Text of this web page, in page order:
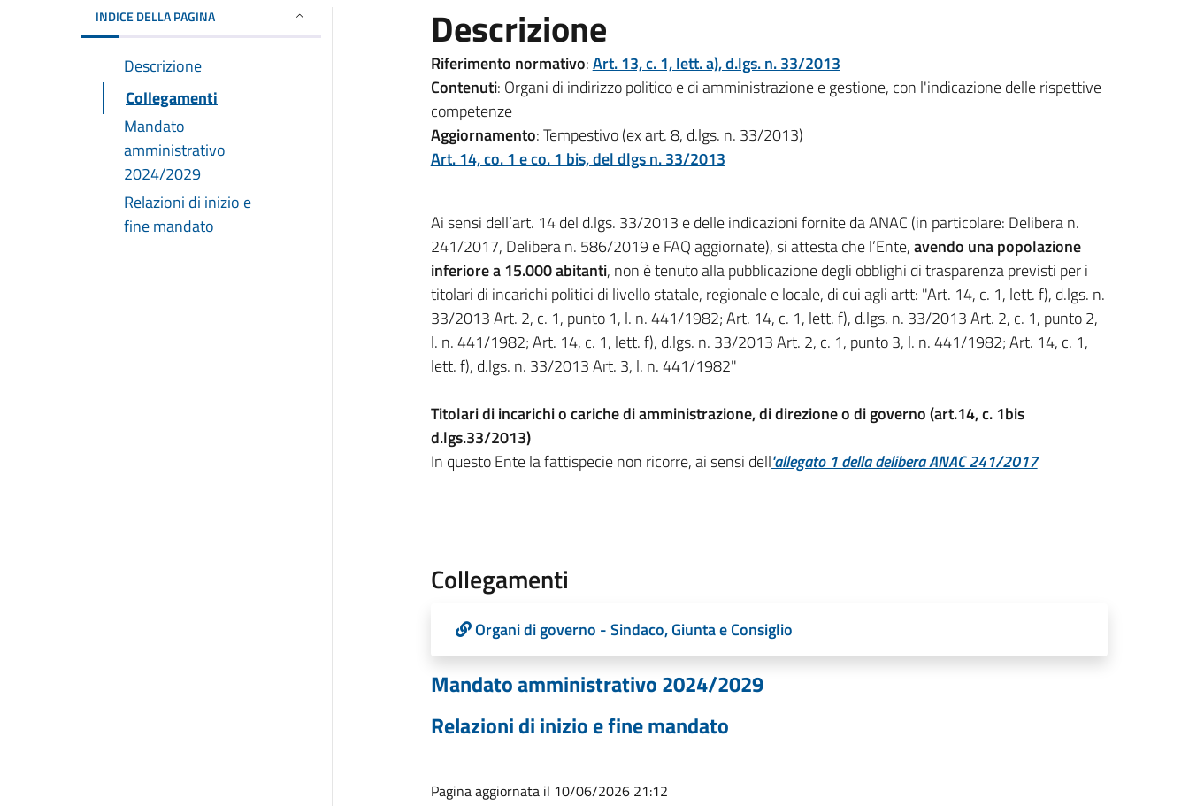
INDICE DELLA PAGINA
Descrizione
Collegamenti
Mandato
amministrativo
2024/2029
Relazioni di inizio e
fine mandato
Descrizione
Riferimento normativo:Art. 13, c. 1, lett. a), d.lgs. n. 33/2013
Contenuti: Organi di indirizzo politico e di amministrazione e gestione, con l'indicazione delle rispettive
competenze
Aggiornamento: Tempestivo (ex art. 8, d.lgs. n. 33/2013)
Art. 14, co. 1 e co. 1 bis, del dlgs n. 33/2013
Ai sensi dell’art. 14 del d.lgs. 33/2013 e delle indicazioni fornite da ANAC (in particolare: Delibera n.
241/2017, Delibera n. 586/2019 e FAQ aggiornate), si attesta che l’Ente,avendo una popolazione
inferiore a 15.000 abitanti, non è tenuto alla pubblicazione degli obblighi di trasparenza previsti per i
titolari di incarichi politici di livello statale, regionale e locale, di cui agli artt: "Art. 14, c. 1, lett. f), d.lgs. n.
33/2013 Art. 2, c. 1, punto 1, l. n. 441/1982; Art. 14, c. 1, lett. f), d.lgs. n. 33/2013 Art. 2, c. 1, punto 2,
l. n. 441/1982; Art. 14, c. 1, lett. f), d.lgs. n. 33/2013 Art. 2, c. 1, punto 3, l. n. 441/1982; Art. 14, c. 1,
lett. f), d.lgs. n. 33/2013 Art. 3, l. n. 441/1982"
Titolari di incarichi o cariche di amministrazione, di direzione o di governo (art.14, c. 1bis
d.lgs.33/2013)
In questo Ente la fattispecie non ricorre, ai sensi dell'allegato 1 della delibera ANAC 241/2017
Collegamenti
Organi di governo - Sindaco, Giunta e Consiglio
Mandato amministrativo 2024/2029
Relazioni di inizio e fine mandato
Pagina aggiornata il 10/06/2026 21:12